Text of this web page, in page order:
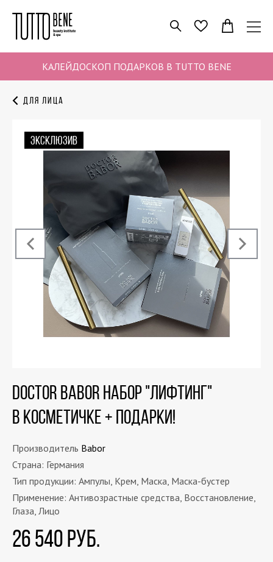
КАЛЕЙДОСКОП ПОДАРКОВ В TUTTO BENE
ПОИСК ИЗБРАННОЕ
Для лица
ЭКСКЛЮЗИВ
‹
›
DOCTOR BABOR Набор "Лифтинг"
в косметичке + подарки!
Производитель Babor
Страна: Германия
Тип продукции: Ампулы, Крем, Маска, Маска-бустер
Применение: Антивозрастные средства, Восстановление,
Глаза, Лицо
26 540 РУБ.